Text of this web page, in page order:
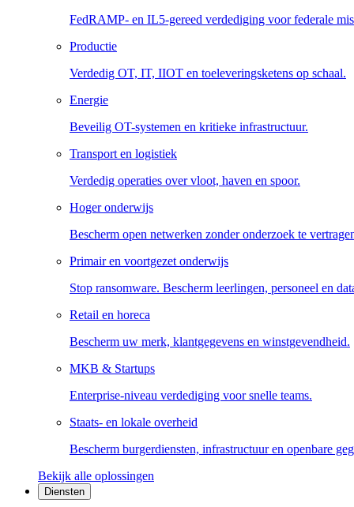
FedRAMP- en IL5-gereed verdediging voor federale
Productie
Verdedig OT, IT, IIOT en toeleveringsketens op schaal.
Energie
Beveilig OT-systemen en kritieke infrastructuur.
Transport en logistiek
Verdedig operaties over vloot, haven en spoor.
Hoger onderwijs
Bescherm open netwerken zonder onderzoek te
Primair en voortgezet onderwijs
Stop ransomware. Bescherm leerlingen, personeel en
Retail en horeca
Bescherm uw merk, klantgegevens en winstgevendheid.
MKB & Startups
Enterprise-niveau verdediging voor snelle teams.
Staats- en lokale overheid
Bescherm burgerdiensten, infrastructuur en openbare
Bekijk alle oplossingen
Diensten